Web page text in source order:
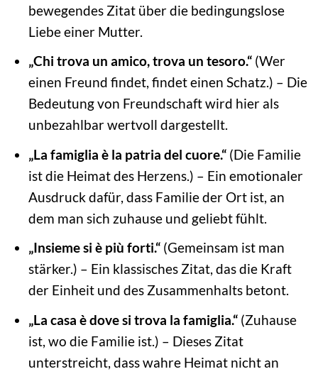
bewegendes Zitat über die bedingungslose
Liebe einer Mutter.
„Chi trova un amico, trova un tesoro.“(Wer
einen Freund findet, findet einen Schatz.) – Die
Bedeutung von Freundschaft wird hier als
unbezahlbar wertvoll dargestellt.
„La famiglia è la patria del cuore.“(Die Familie
ist die Heimat des Herzens.) – Ein emotionaler
Ausdruck dafür, dass Familie der Ort ist, an
dem man sich zuhause und geliebt fühlt.
„Insieme si è più forti.“(Gemeinsam ist man
stärker.) – Ein klassisches Zitat, das die Kraft
der Einheit und des Zusammenhalts betont.
„La casa è dove si trova la famiglia.“(Zuhause
ist, wo die Familie ist.) – Dieses Zitat
unterstreicht, dass wahre Heimat nicht an